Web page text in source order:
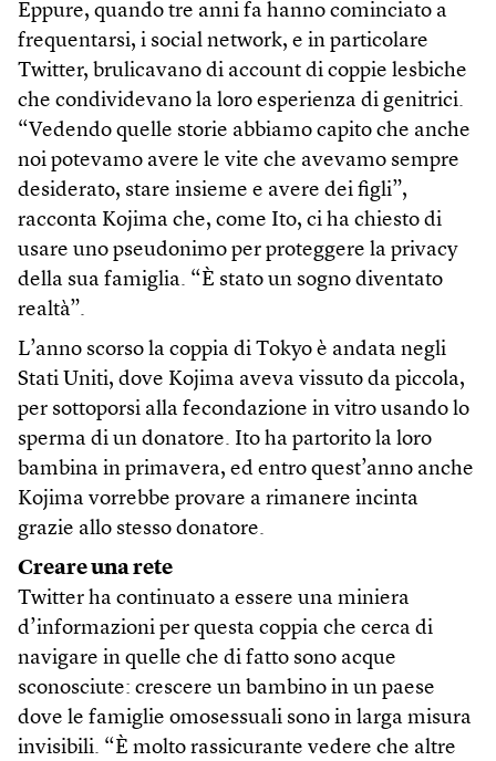
Eppure, quando tre anni fa hanno cominciato a
frequentarsi, i social network, e in particolare
Twitter, brulicavano di account di coppie lesbiche
che condividevano la loro esperienza di genitrici.
“Vedendo quelle storie abbiamo capito che anche
noi potevamo avere le vite che avevamo sempre
desiderato, stare insieme e avere dei figli”,
racconta Kojima che, come Ito, ci ha chiesto di
usare uno pseudonimo per proteggere la privacy
della sua famiglia. “È stato un sogno diventato
realtà”.
L’anno scorso la coppia di Tokyo è andata negli
Stati Uniti, dove Kojima aveva vissuto da piccola,
per sottoporsi alla fecondazione in vitro usando lo
sperma di un donatore. Ito ha partorito la loro
bambina in primavera, ed entro quest’anno anche
Kojima vorrebbe provare a rimanere incinta
grazie allo stesso donatore.
Creare una rete
Twitter ha continuato a essere una miniera
d’informazioni per questa coppia che cerca di
navigare in quelle che di fatto sono acque
sconosciute: crescere un bambino in un paese
dove le famiglie omosessuali sono in larga misura
invisibili. “È molto rassicurante vedere che altre